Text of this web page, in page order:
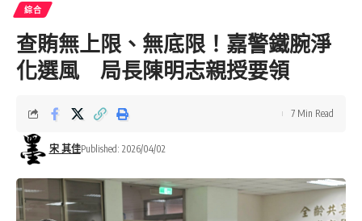
綜合
查賄無上限、無底限！嘉警鐵腕淨
化選風 局長陳明志親授要領
宋 其佳Published: 2026/04/02
7 Min Read